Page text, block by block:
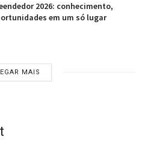
2026: conhecimento,
em um só lugar
MAIS